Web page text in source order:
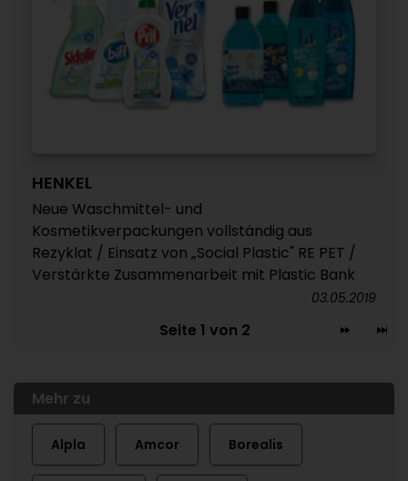
HENKEL
Neue Waschmittel- und
Kosmetikverpackungen vollständig aus
Rezyklat / Einsatz von „Social Plastic" RE PET /
Verstärkte Zusammenarbeit mit Plastic Bank
03.05.2019
Seite 1 von 2
Mehr zu
Alpla Amcor Borealis